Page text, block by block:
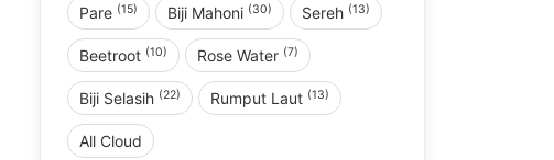
Pare (15) Biji Mahoni (30) Sereh (13)
Beetroot (10) Rose Water (7)
Biji Selasih (22) Rumput Laut (13)
All Cloud